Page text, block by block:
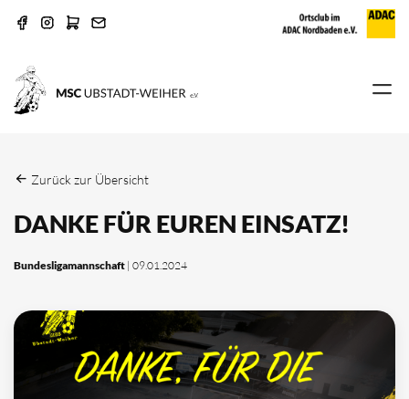
Zurück zur Übersicht
DANKE FÜR EUREN EINSATZ!
Bundesligamannschaft | 09.01.2024